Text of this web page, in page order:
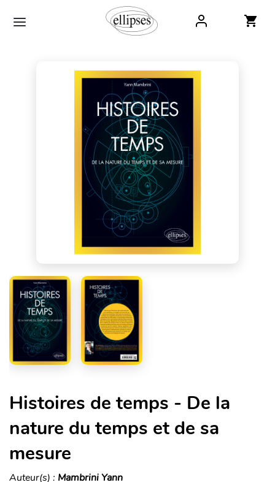
Histoires de temps - De la
nature du temps et de sa
mesure
Auteur(s) : Mambrini Yann